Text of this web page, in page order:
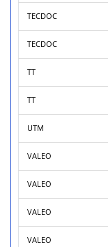
TECDOC
TECDOC
TT
TT
UTM
VALEO
VALEO
VALEO
VALEO